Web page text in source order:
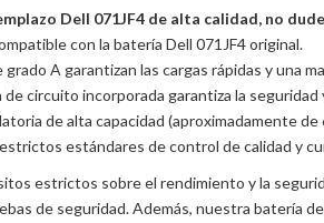
Dell 071JF4 de alta calidad, no
con la batería Dell 071JF4 original.
grado A garantizan las cargas rápidas y una
de circuito incorporada garantiza la seguridad
de alta capacidad (aproximadamente
estándares de control de calidad y
estrictos sobre el rendimiento y la
de seguridad. Además, nuestra batería